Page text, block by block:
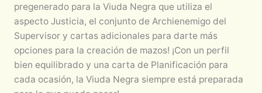
pregenerado para la Viuda Negra que utiliza el
aspecto Justicia, el conjunto de Archienemigo del
Supervisor y cartas adicionales para darte más
opciones para la creación de mazos! ¡Con un perfil
bien equilibrado y una carta de Planificación para
cada ocasión, la Viuda Negra siempre está preparada